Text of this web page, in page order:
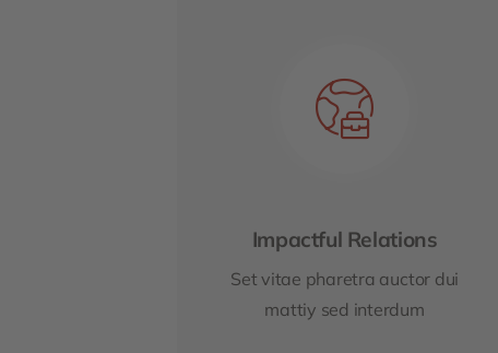
Impactful Relations
Set vitae pharetra auctor dui
mattiy sed interdum